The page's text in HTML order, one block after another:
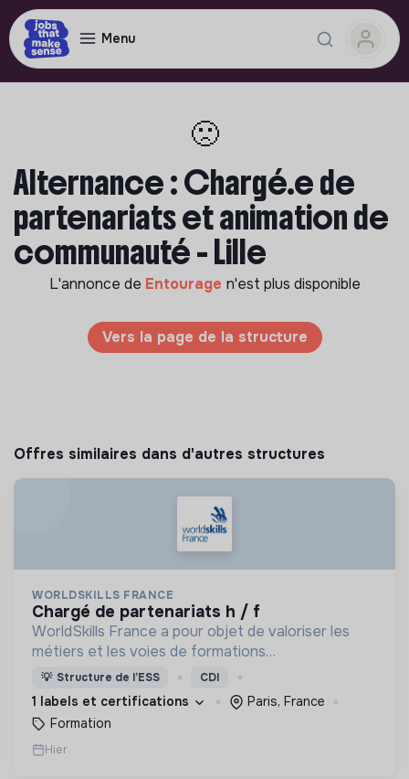
Menu
🙁
Alternance : Chargé.e de
partenariats et animation de
communauté - Lille
L'annonce de Entourage n'est plus disponible
Vers la page de la structure
Offres similaires dans d'autres structures
WORLDSKILLS FRANCE
chargé de partenariats h / f
WorldSkills France a pour objet de valoriser les
métiers et les voies de formations
professionnelles d'environs 65 métiers (en
majorité manuels), à travers des compétitions
Worldskills.
💡 Structure de l’ESS CDI
1 labels et certifications
Paris, France
Formation
Hier